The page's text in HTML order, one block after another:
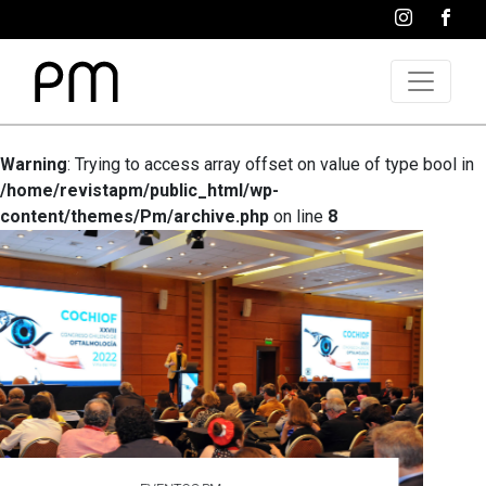
Warning: Trying to access array offset on value of type bool in
/home/revistapm/public_html/wp-
content/themes/Pm/archive.php on line 8